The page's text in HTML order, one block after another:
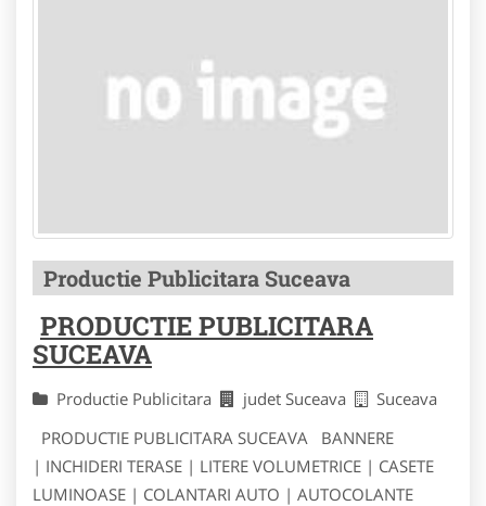
Productie Publicitara Suceava
PRODUCTIE PUBLICITARA
SUCEAVA
Productie Publicitara judet Suceava
Suceava
PRODUCTIE PUBLICITARA SUCEAVA BANNERE
| INCHIDERI TERASE | LITERE VOLUMETRICE | CASETE
LUMINOASE | COLANTARI AUTO | AUTOCOLANTE